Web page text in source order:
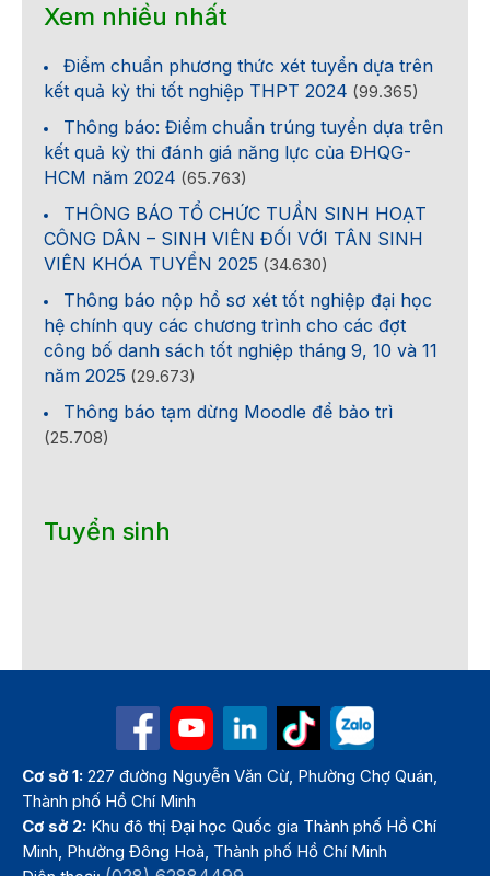
Xem nhiều nhất
Điểm chuẩn phương thức xét tuyển dựa trên
kết quả kỳ thi tốt nghiệp THPT 2024 (99.365)
Thông báo: Điểm chuẩn trúng tuyển dựa trên
kết quả kỳ thi đánh giá năng lực của ĐHQG-
HCM năm 2024 (65.763)
THÔNG BÁO TỔ CHỨC TUẦN SINH HOẠT
CÔNG DÂN – SINH VIÊN ĐỐI VỚI TÂN SINH
VIÊN KHÓA TUYỂN 2025 (34.630)
Thông báo nộp hồ sơ xét tốt nghiệp đại học
hệ chính quy các chương trình cho các đợt
công bố danh sách tốt nghiệp tháng 9, 10 và 11
năm 2025 (29.673)
Thông báo tạm dừng Moodle để bảo trì
(25.708)
Tuyển sinh
Cơ sở 1: 227 đường Nguyễn Văn Cừ, Phường Chợ Quán,
Thành phố Hồ Chí Minh
Cơ sở 2: Khu đô thị Đại học Quốc gia Thành phố Hồ Chí
Minh, Phường Đông Hoà, Thành phố Hồ Chí Minh